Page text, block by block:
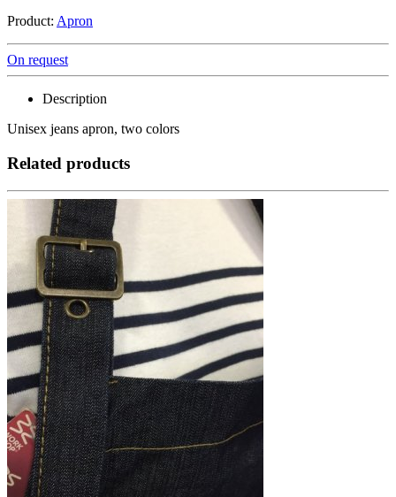
Product: Apron
On request
Description
Unisex jeans apron, two colors
Related products